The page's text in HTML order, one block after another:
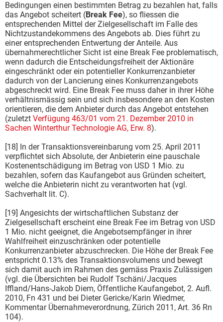
Bedingungen einen bestimmten Betrag zu bezahlen hat, falls
das Angebot scheitert (Break Fee), so fliessen die
entsprechenden Mittel der Zielgesellschaft im Falle des
Nichtzustandekommens des Angebots ab. Dies führt zu
einer entsprechenden Entwertung der Anteile. Aus
übernahmerechtlicher Sicht ist eine Break Fee problematisch,
wenn dadurch die Entscheidungsfreiheit der Aktionäre
eingeschränkt oder ein potentieller Konkurrenzanbieter
dadurch von der Lancierung eines Konkurrenzangebots
abgeschreckt wird. Eine Break Fee muss daher in ihrer Höhe
verhältnismässig sein und sich insbesondere an den Kosten
orientieren, die dem Anbieter durch das Angebot entstehen
(zuletzt Verfügung 463/01 vom 21. Dezember 2010 in
Sachen Winterthur Technologie AG, Erw. 8).
[18] In der Transaktionsvereinbarung vom 25. April 2011
verpflichtet sich Absolute, der Anbieterin eine pauschale
Kostenentschädigung im Betrag von USD 1 Mio. zu
bezahlen, sofern das Kaufangebot aus Gründen scheitert,
welche die Anbieterin nicht zu verantworten hat (vgl.
Sachverhalt lit. C).
[19] Angesichts der wirtschaftlichen Substanz der
Zielgesellschaft erscheint eine Break Fee im Betrag von USD
1 Mio. nicht geeignet, die Angebotsempfänger in ihrer
Wahlfreiheit einzuschränken oder potentielle
Konkurrenzanbieter abzuschrecken. Die Höhe der Break Fee
entspricht 0.13% des Transaktionsvolumens und bewegt
sich damit auch im Rahmen des gemäss Praxis Zulässigen
(vgl. die Übersichten bei Rudolf Tschäni/Jacques
Iffland/Hans-Jakob Diem, Öffentliche Kaufangebot, 2. Aufl.
2010, Fn 431 und bei Dieter Gericke/Karin Wiedmer,
Kommentar Übernahmeverordnung, Zürich 2011, Art. 36 Rn
104).